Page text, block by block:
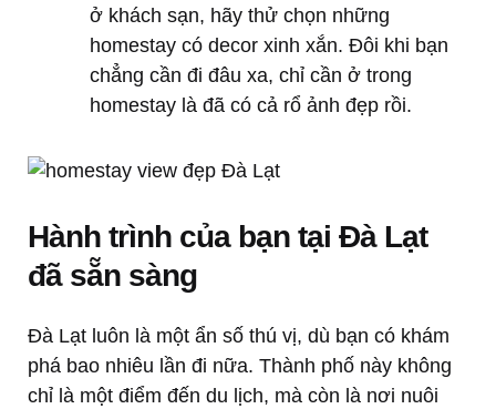
ở khách sạn, hãy thử chọn những
homestay có decor xinh xắn. Đôi khi bạn
chẳng cần đi đâu xa, chỉ cần ở trong
homestay là đã có cả rổ ảnh đẹp rồi.
Hành trình của bạn tại Đà Lạt
đã sẵn sàng
Đà Lạt luôn là một ẩn số thú vị, dù bạn có khám
phá bao nhiêu lần đi nữa. Thành phố này không
chỉ là một điểm đến du lịch, mà còn là nơi nuôi